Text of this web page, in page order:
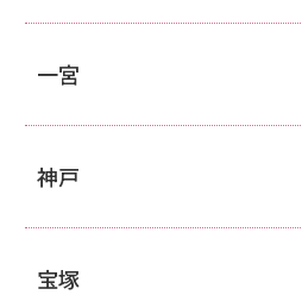
一宮
神戸
宝塚